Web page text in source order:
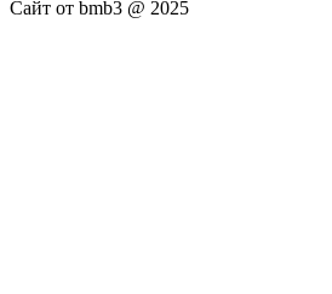
Сайт от bmb3 @ 2025